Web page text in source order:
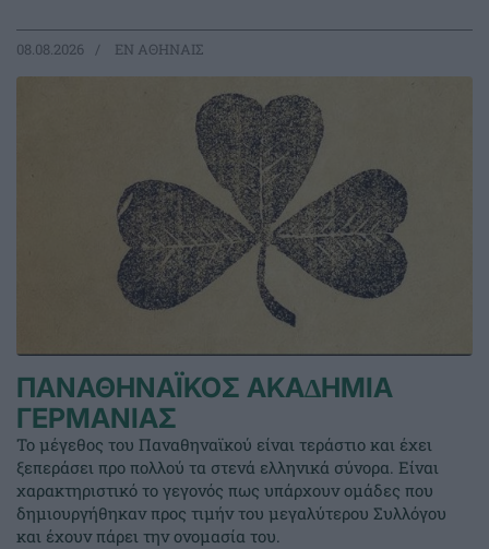
08.08.2026 EΝ ΑΘΗΝΑΙΣ
ΠΑΝΑΘΗΝΑΪΚΟΣ ΑΚΑ∆ΗΜΙΑ
ΓΕΡΜΑΝΙΑΣ
Το μέγεθος του Παναθηναϊκού είναι τεράστιο και έχει
ξεπεράσει προ πολλού τα στενά ελληνικά σύνορα. Είναι
χαρακτηριστικό το γεγονός πως υπάρχουν ομάδες που
δημιουργήθηκαν προς τιμήν του μεγαλύτερου Συλλόγου
και έχουν πάρει την ονομασία του.